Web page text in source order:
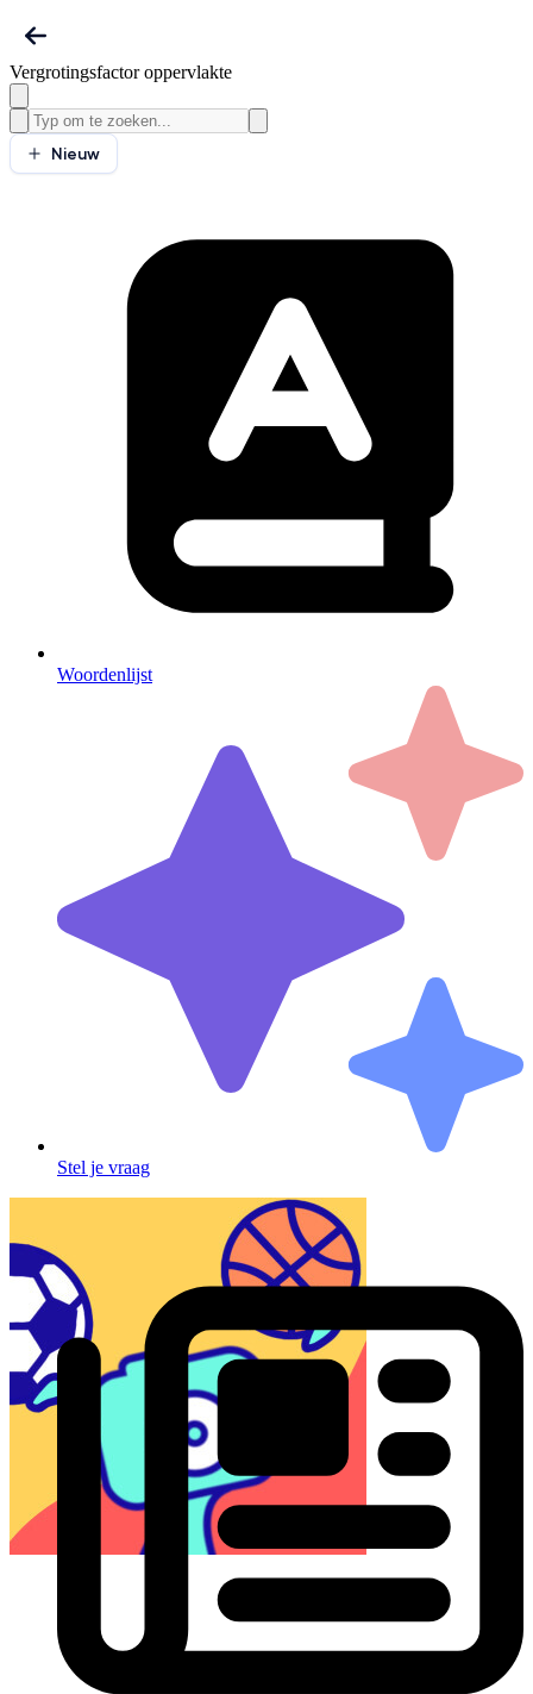
Vergrotingsfactor oppervlakte
Nieuw
Woordenlijst
Stel je vraag